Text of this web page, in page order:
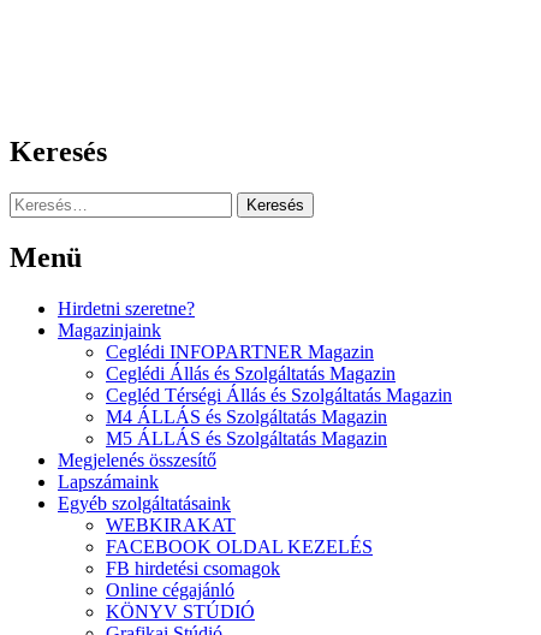
Keresés
Keresés:
Menü
Hirdetni szeretne?
Magazinjaink
Ceglédi INFOPARTNER Magazin
Ceglédi Állás és Szolgáltatás Magazin
Cegléd Térségi Állás és Szolgáltatás Magazin
M4 ÁLLÁS és Szolgáltatás Magazin
M5 ÁLLÁS és Szolgáltatás Magazin
Megjelenés összesítő
Lapszámaink
Egyéb szolgáltatásaink
WEBKIRAKAT
FACEBOOK OLDAL KEZELÉS
FB hirdetési csomagok
Online cégajánló
KÖNYV STÚDIÓ